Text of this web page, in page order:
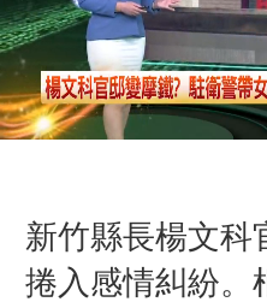
新竹縣長楊文科
捲入感情糾紛。